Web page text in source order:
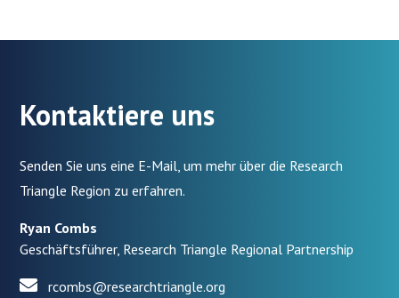
Kontaktiere uns
Senden Sie uns eine E-Mail, um mehr über die Research
Triangle Region zu erfahren.
Ryan Combs
Geschäftsführer, Research Triangle Regional Partnership
rcombs@researchtriangle.org